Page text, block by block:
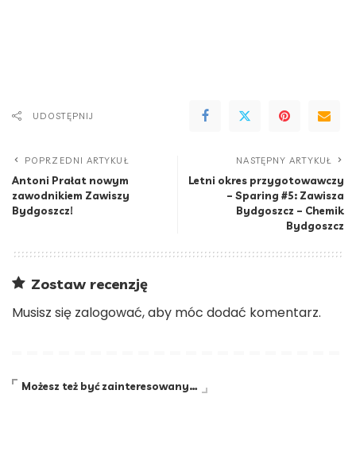
UDOSTĘPNIJ
POPRZEDNI ARTYKUŁ
Antoni Prałat nowym
zawodnikiem Zawiszy
Bydgoszcz!
NASTĘPNY ARTYKUŁ
Letni okres przygotowawczy
– Sparing #5: Zawisza
Bydgoszcz – Chemik
Bydgoszcz
Zostaw recenzję
Musisz się zalogować, aby móc dodać komentarz.
Możesz też być zainteresowany…